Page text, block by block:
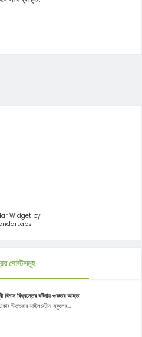
Widget by
পোস্টসমূহ
বিমান বিধ্বস্তের ঘটনায় গুরুতর আহত
উত্তরার মাইলস্টোন স্কুলের...